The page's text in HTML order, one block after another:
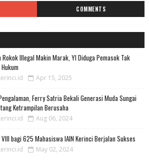
COMMENTS
Illegal Makin Marak, YI Diduga Pemasok Tak
Apr 15, 2025
Ferry Satria Bekali Generasi Muda Sungai
Ketrampilan Berusaha
Aug 06, 2024
bagi 625 Mahasiswa IAIN Kerinci Berjalan Sukses
May 02, 2024